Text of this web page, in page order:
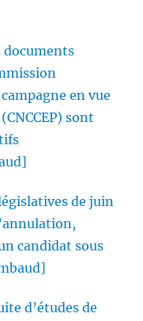
documents
en vue
sont
de juin
candidat sous
d’études de